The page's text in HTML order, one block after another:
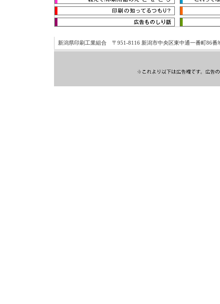
新潟県印刷工業組合 〒951-8116 新潟市中央区東中通一番町86